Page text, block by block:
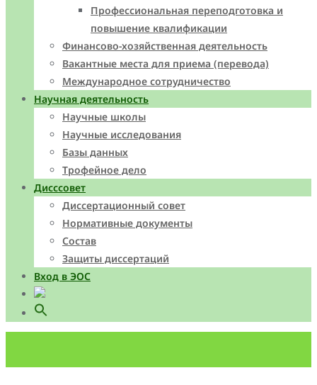
Профессиональная переподготовка и
повышение квалификации
Финансово-хозяйственная деятельность
Вакантные места для приема (перевода)
Международное сотрудничество
Научная деятельность
Научные школы
Научные исследования
Базы данных
Трофейное дело
Дисссовет
Диссертационный совет
Нормативные документы
Состав
Защиты диссертаций
Вход в ЭОС
Search
for:
Search Button